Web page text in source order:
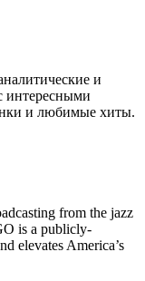
и
интересными
и любимые хиты.
from the jazz
is a publicly-
elevates America’s